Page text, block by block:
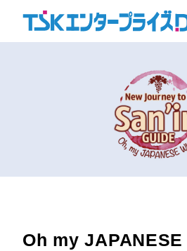
Oh my JAPANESE